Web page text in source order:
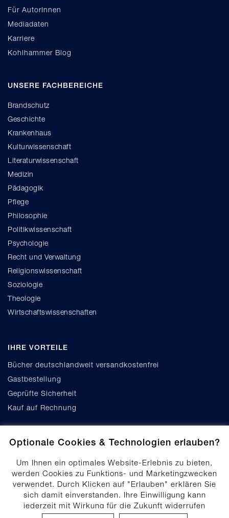
Optionale Cookies & Technologien erlauben?
Um Ihnen ein optimales Website-Erlebnis zu bieten,
werden Cookies zu Funktions- und Marketingzwecken
verwendet. Durch Klicken auf "Erlauben" erklären Sie
sich damit einverstanden. Ihre Einwilligung kann
jederzeit mit Wirkung für die Zukunft widerrufen
werden. Ihre Einwilligungs-Einstellungen können durch
Für AutorInnen
Mediadaten
Karriere
Kohlhammer Blog
UNSERE FACHBEREICHE
Brandschutz
Geschichte
Krankenhaus
Kulturwissenschaft
Literaturwissenschaft
Medizin
Pädagogik
Pflege
Philosophie
Politikwissenschaft
Psychologie
Recht und Verwaltung
Religionswissenschaft
Soziologie
Theologie
Wirtschaftswissenschaften
IHRE VORTEILE
Bücher deutschlandweit versandkostenfrei
Gastbestellung
Geprüfte Sicherheit
Kauf auf Rechnung
Cookie-Einstellungen
Datenschutz
Produktsicherheit